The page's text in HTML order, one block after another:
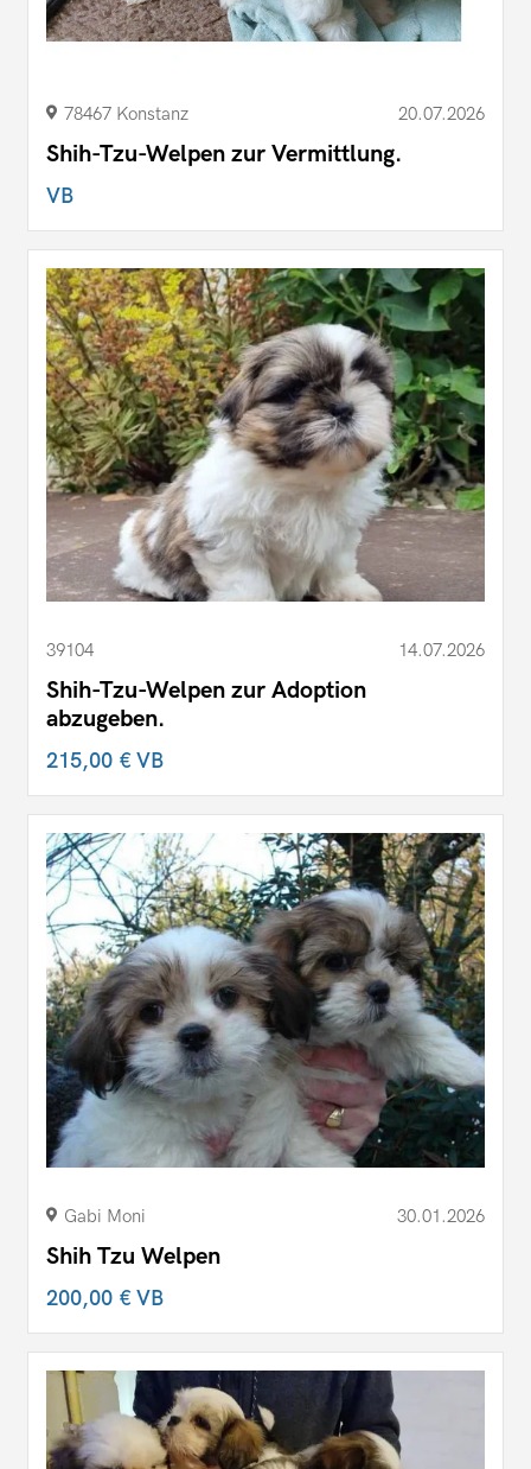
78467 Konstanz 20.07.2026
Shih-Tzu-Welpen zur Vermittlung.
VB
39104 14.07.2026
Shih-Tzu-Welpen zur Adoption
abzugeben.
215,00 €VB
Gabi Moni 30.01.2026
Shih Tzu Welpen
200,00 €VB